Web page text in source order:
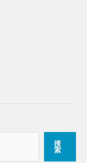
搜
索